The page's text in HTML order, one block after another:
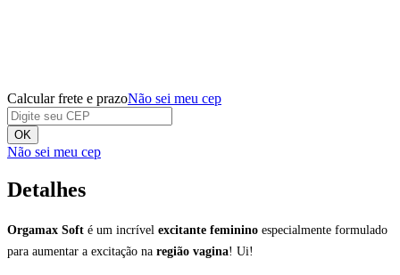
Calcular frete e prazoNão sei meu cep
OK
Não sei meu cep
Detalhes
Orgamax Soft é um incrível excitante feminino especialmente formulado
para aumentar a excitação na região vagina! Ui!